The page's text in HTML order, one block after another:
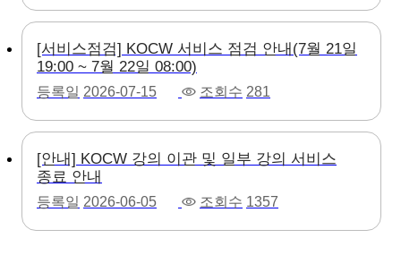
[서비스점검] KOCW 서비스 점검 안내(7월 21일
19:00 ~ 7월 22일 08:00)
등록일 2026-07-15 조회수 281
[안내] KOCW 강의 이관 및 일부 강의 서비스
종료 안내
등록일 2026-06-05 조회수 1357